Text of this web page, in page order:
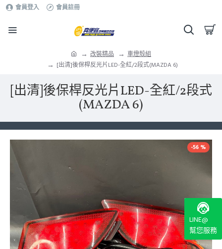
會員登入 會員註冊
改裝精品
車燈殼組
[出清]後保桿反光片LED-全紅/2段式(MAZDA 6)
[出清]後保桿反光片LED-全紅/2段式
(MAZDA 6)
-56 %
LINE@
幫您服務